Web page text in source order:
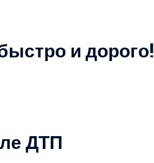
и дорого!
ДТП